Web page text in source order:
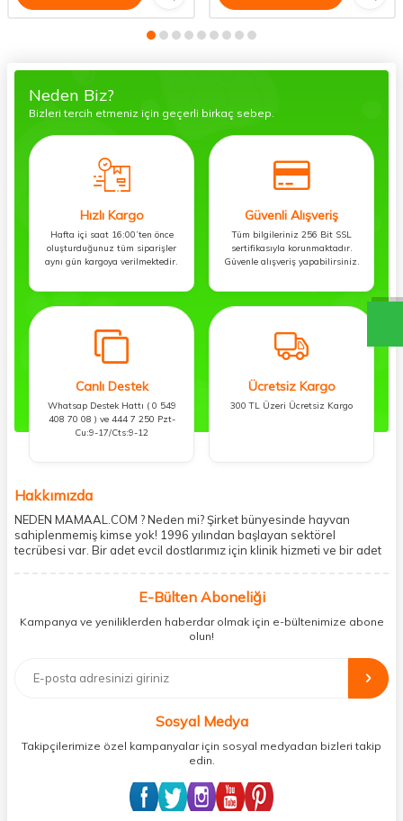
Neden Biz?
Bizleri tercih etmeniz için geçerli birkaç sebep.
Hızlı Kargo
Hafta içi saat 16:00’ten önce
oluşturduğunuz tüm siparişler
aynı gün kargoya verilmektedir.
Güvenli Alışveriş
Tüm bilgileriniz 256 Bit SSL
sertifikasıyla korunmaktadır.
Güvenle alışveriş yapabilirsiniz.
Canlı Destek
Whatsap Destek Hattı ( 0 549
408 70 08 ) ve 444 7 250 Pzt-
Cu:9-17/Cts:9-12
Ücretsiz Kargo
300 TL Üzeri Ücretsiz Kargo
Hakkımızda
NEDEN MAMAAL.COM ? Neden mi? Şirket bünyesinde hayvan
sahiplenmemiş kimse yok! 1996 yılından başlayan sektörel
tecrübesi var. Bir adet evcil dostlarımız için klinik hizmeti ve bir adet
mobil şubesi ile tüketicilerine en hızlı ve güvenilir teslimatı garanti
müşterilerini ödeme hususunda imkan sağlamıştır. Sosyal
sorumluluğu kesinlikle es geçmeyerek, mamaal.com üzerinden satışı
yapılan her ürün için sokak hayvanlarına aylık ve düzenli olarak
bağış işlemi gerçekleştirmektedir.
E-Bülten Aboneliği
Kampanya ve yeniliklerden haberdar olmak için e-bültenimize abone
olun!
Sosyal Medya
Takipçilerimize özel kampanyalar için sosyal medyadan bizleri takip
edin.